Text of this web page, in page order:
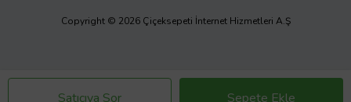
Satıcıya Sor Sepete Ekle
Copyright © 2026 Çiçeksepeti İnternet Hizmetleri A.Ş